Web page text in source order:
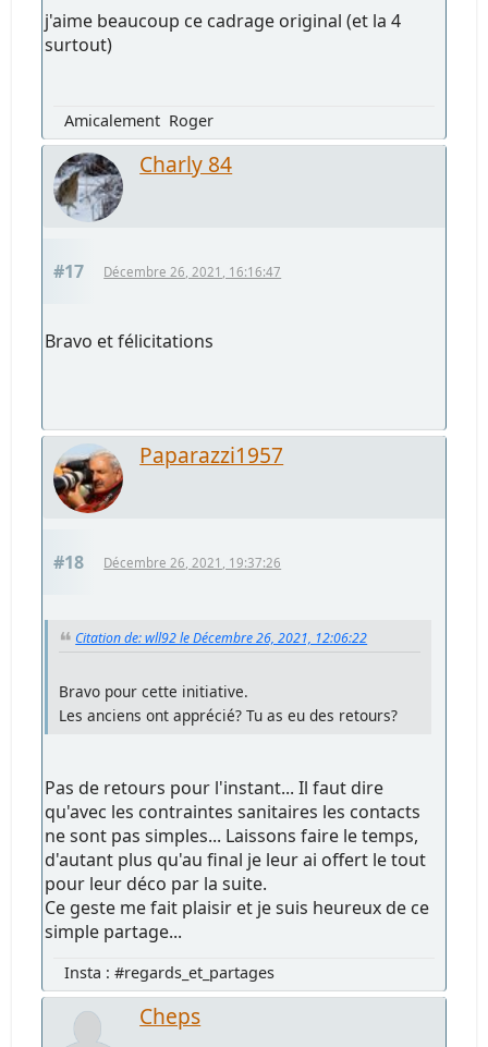
j'aime beaucoup ce cadrage original (et la 4
surtout)
Amicalement Roger
Charly 84
#17 Décembre 26, 2021, 16:16:47
Bravo et félicitations
Paparazzi1957
#18 Décembre 26, 2021, 19:37:26
Citation de: wll92 le Décembre 26, 2021, 12:06:22
Bravo pour cette initiative.
Les anciens ont apprécié? Tu as eu des retours?
Pas de retours pour l'instant... Il faut dire
qu'avec les contraintes sanitaires les contacts
ne sont pas simples... Laissons faire le temps,
d'autant plus qu'au final je leur ai offert le tout
pour leur déco par la suite.
Ce geste me fait plaisir et je suis heureux de ce
simple partage...
Insta : #regards_et_partages
Cheps